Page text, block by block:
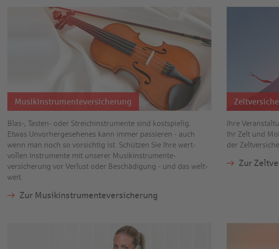
Musik­instrumente­versicherung
Blas-, Tasten- oder Streich­instrumente sind kost­spielig.
Etwas Unvorher­gesehenes kann immer passieren - auch
wenn man noch so vorsichtig ist. Schützen Sie Ihre wert­
vollen Instrumente mit unserer Musik­instrumente­
versicherung vor Verlust oder Beschädigung - und das welt­
weit.
Zur Musik­instrumente­versicherung
Ihre
Ihr Zelt und
der
Zur